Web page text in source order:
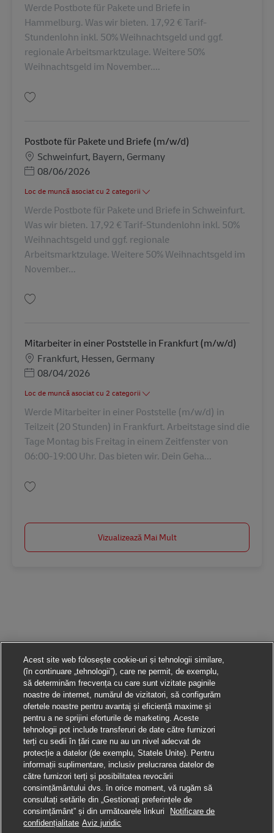
Aplică pentru această poziție
Werde Postbote für Pakete und Briefe in
Hammelburg. Was wir bieten. 17,92 € Tarif-
Stundenlohn inkl. 50% Weihnachtsgeld und ggf.
regionale Arbeitsmarktzulage. Weitere 50%
Weihnachtsgeld im November....
Postbote für Pakete und Briefe (m/w/d)
Locație
Schweinfurt, Bayern, Germany
Posted Date
08/06/2026
Loc de muncă asociat cu 2 categorii
Werde Postbote für Pakete und Briefe in Schweinfurt.
Was wir bieten. 17,92 € Tarif-Stundenlohn inkl. 50%
Weihnachtsgeld und ggf. regionale
Arbeitsmarktzulage. Weitere 50% Weihnachtsgeld im
November...
Mitarbeiter in einer Poststelle in Frankfurt (m/w/d)
Locație
Frankfurt, Hessen, Germany
Posted Date
08/04/2026
Loc de muncă asociat cu 2 categorii
Werde Mitarbeiter in einer Poststelle (m/w/d) in
Teilzeit (20 Stunden) in Frankfurt. Arbeitstage sind die
Tage Montag bis Freitag in einem Zeitfenster von
06:00-19:00 Uhr. Das bieten wir. Dein Geha...
Vizualizează Mai Mult
Acest site web folosește cookie-uri și tehnologii similare,
(în continuare „tehnologii”), care ne permit, de exemplu,
să determinăm frecvența cu care sunt vizitate paginile
noastre de internet, numărul de vizitatori, să configurăm
ofertele noastre pentru avantaj și eficiență maxime și
pentru a ne sprijini eforturile de marketing. Aceste
tehnologii pot include transferuri de date către furnizori
terți cu sedii în țări care nu au un nivel adecvat de
protecție a datelor (de exemplu, Statele Unite). Pentru
informații suplimentare, inclusiv prelucrarea datelor de
către furnizori terți și posibilitatea revocării
consimțământului dvs. în orice moment, vă rugăm să
consultați setările din „Gestionați preferințele de
consimțământ” și din următoarele linkuri
Notificare de
confidențialitate Aviz juridic